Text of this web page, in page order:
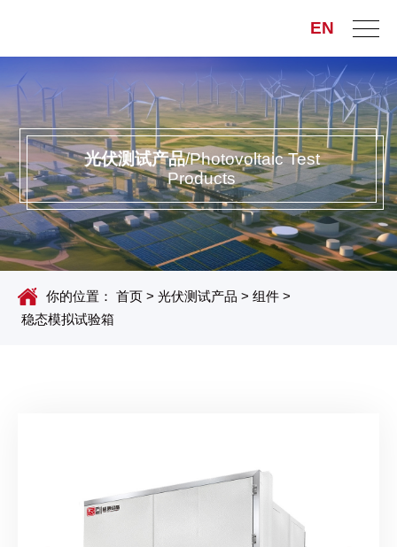
EN
光伏测试产品/Photovoltaic Test
Products
你的位置： 首页 > 光伏测试产品 > 组件 >
稳态模拟试验箱